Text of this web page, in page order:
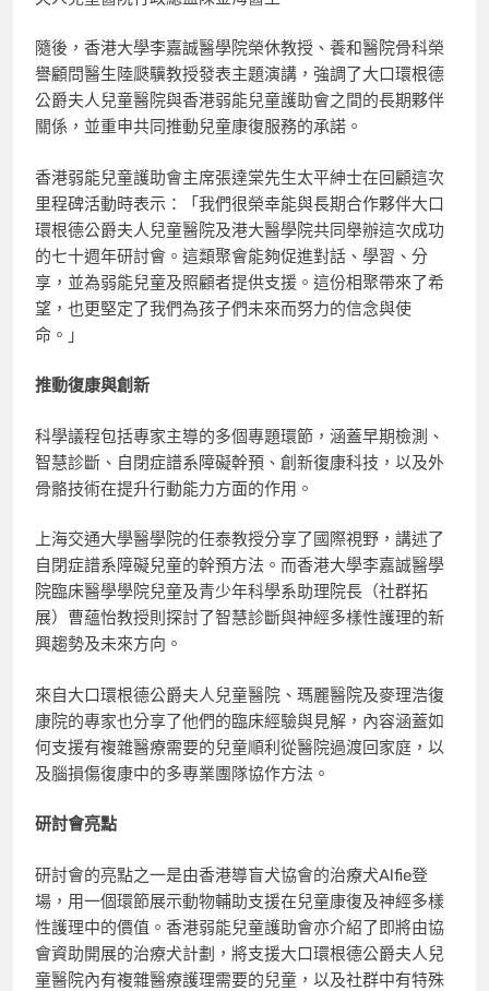
隨後，香港大學李嘉誠醫學院榮休教授、養和醫院骨科榮
譽顧問醫生陸瓞驥教授發表主題演講，強調了大口環根德
公爵夫人兒童醫院與香港弱能兒童護助會之間的長期夥伴
關係，並重申共同推動兒童康復服務的承諾。
香港弱能兒童護助會主席張達棠先生太平紳士在回顧這次
里程碑活動時表示：「我們很榮幸能與長期合作夥伴大口
環根德公爵夫人兒童醫院及港大醫學院共同舉辦這次成功
的七十週年研討會。這類聚會能夠促進對話、學習、分
享，並為弱能兒童及照顧者提供支援。這份相聚帶來了希
望，也更堅定了我們為孩子們未來而努力的信念與使
命。」
推動復康與創新
科學議程包括專家主導的多個專題環節，涵蓋早期檢測、
智慧診斷、自閉症譜系障礙幹預、創新復康科技，以及外
骨骼技術在提升行動能力方面的作用。
上海交通大學醫學院的任泰教授分享了國際視野，講述了
自閉症譜系障礙兒童的幹預方法。而香港大學李嘉誠醫學
院臨床醫學學院兒童及青少年科學系助理院長（社群拓
展）曹蘊怡教授則探討了智慧診斷與神經多樣性護理的新
興趨勢及未來方向。
來自大口環根德公爵夫人兒童醫院、瑪麗醫院及麥理浩復
康院的專家也分享了他們的臨床經驗與見解，內容涵蓋如
何支援有複雜醫療需要的兒童順利從醫院過渡回家庭，以
及腦損傷復康中的多專業團隊協作方法。
研討會亮點
研討會的亮點之一是由香港導盲犬協會的治療犬Alfie登
場，用一個環節展示動物輔助支援在兒童康復及神經多樣
性護理中的價值。香港弱能兒童護助會亦介紹了即將由協
會資助開展的治療犬計劃，將支援大口環根德公爵夫人兒
童醫院內有複雜醫療護理需要的兒童，以及社群中有特殊